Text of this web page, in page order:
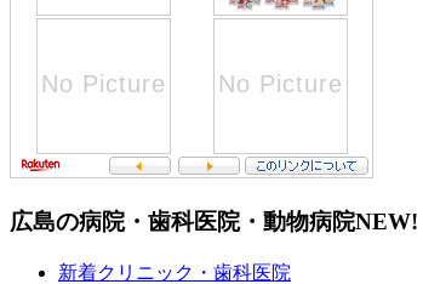
広島の病院・歯科医院・動物病院NEW!
新着クリニック・歯科医院